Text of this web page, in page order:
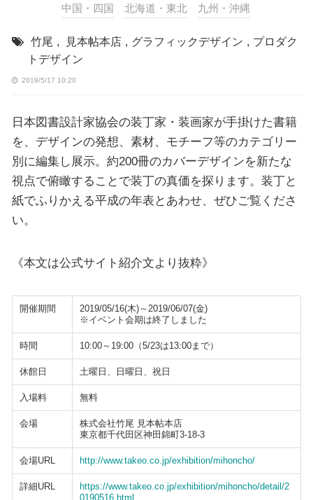
中国・四国 北海道・東北 九州・沖縄
竹尾 , 見本帖本店 , グラフィックデザイン , プロダク
トデザイン
2019/5/17 10:20
日本図書設計家協会の装丁家・装画家が手掛けた書籍
を、デザインの発想、素材、モチーフ等のカテゴリー
別に編集し展示。約200冊のカバーデザインを新たな
視点で俯瞰することで装丁の真価を探ります。装丁と
紙でふりかえる平成の年表とあわせ、ぜひご覧くださ
い。
《本文は公式サイト紹介文より抜粋》
開催期間
2019/05/16(木)～2019/06/07(金)
※イベント会期は終了しました
時間 10:00～19:00（5/23は13:00まで）
休館日 土曜日、日曜日、祝日
入場料 無料
会場
株式会社竹尾 見本帖本店
東京都千代田区神田錦町3-18-3
会場URL http://www.takeo.co.jp/exhibition/mihoncho/
詳細URL
https://www.takeo.co.jp/exhibition/mihoncho/detail/2
0190516.html